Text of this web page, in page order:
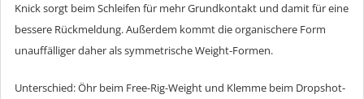
Knick sorgt beim Schleifen für mehr Grundkontakt und damit für eine
bessere Rückmeldung. Außerdem kommt die organischere Form
unauffälliger daher als symmetrische Weight-Formen.
Unterschied: Öhr beim Free-Rig-Weight und Klemme beim Dropshot-